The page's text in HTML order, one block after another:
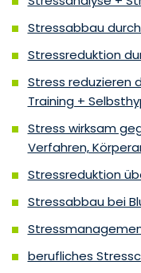
Stressabbau
Stressreduktion
Stress reduzieren
Training +
Stress wirksam
Verfahren,
Stressreduktion
Stressabbau bei
berufliches